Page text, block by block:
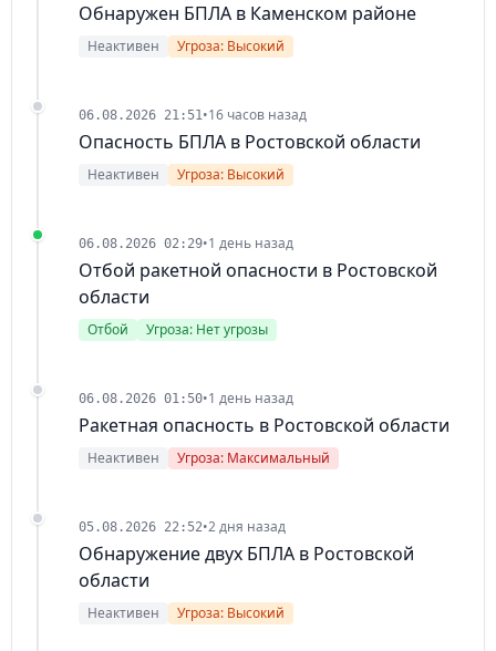
Обнаружен БПЛА в Каменском районе
Неактивен Угроза: Высокий
06.08.2026 21:51•16 часов назад
Опасность БПЛА в Ростовской области
Неактивен Угроза: Высокий
06.08.2026 02:29•1 день назад
Отбой ракетной опасности в Ростовской
области
Отбой Угроза: Нет угрозы
06.08.2026 01:50•1 день назад
Ракетная опасность в Ростовской области
Неактивен Угроза: Максимальный
05.08.2026 22:52•2 дня назад
Обнаружение двух БПЛА в Ростовской
области
Неактивен Угроза: Высокий